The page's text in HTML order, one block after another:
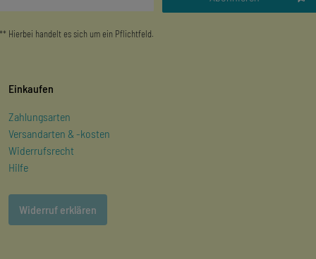
** Hierbei handelt es sich um ein Pflichtfeld.
Einkaufen
Zahlungsarten
Versandarten & -kosten
Widerrufsrecht
Hilfe
Widerruf erklären